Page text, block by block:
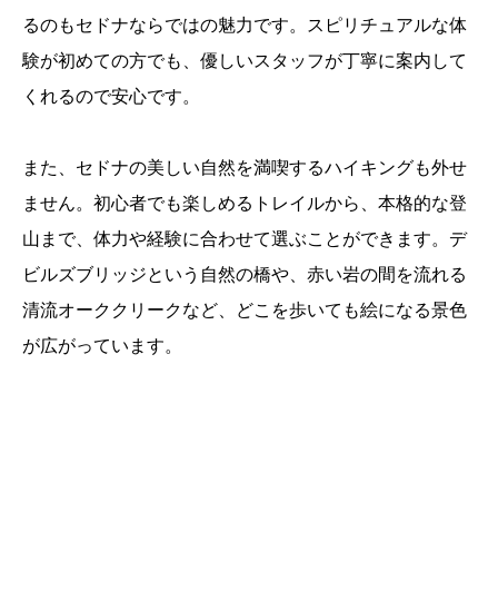
るのもセドナならではの魅力です。スピリチュアルな体
験が初めての方でも、優しいスタッフが丁寧に案内して
くれるので安心です。
また、セドナの美しい自然を満喫するハイキングも外せ
ません。初心者でも楽しめるトレイルから、本格的な登
山まで、体力や経験に合わせて選ぶことができます。デ
ビルズブリッジという自然の橋や、赤い岩の間を流れる
清流オーククリークなど、どこを歩いても絵になる景色
が広がっています。